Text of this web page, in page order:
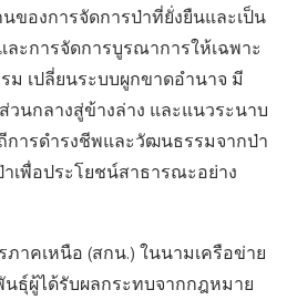
ของการจัดการป่าที่ยั่งยืนและเป็น
ะการจัดการบูรณาการให้เฉพาะ
ม เปลี่ยนระบบผูกขาดอำนาจ มี
วนกลางสู่ข้างล่าง และแนวระนาบ
ารดำรงชีพและวัฒนธรรมจากป่า
พื่อประโยชน์สาธารณะอย่าง
าคเหนือ (สกน.) ในนามเครือข่าย
ธุ์ผู้ได้รับผลกระทบจากกฎหมาย